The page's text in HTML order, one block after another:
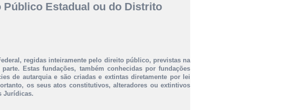
Público Estadual ou do Distrito
regidas inteiramente pelo direito público, previstas na
Estas fundações, também conhecidas por fundações
de autarquia e são criadas e extintas diretamente por lei
os seus atos constitutivos, alteradores ou extintivos
Jurídicas.